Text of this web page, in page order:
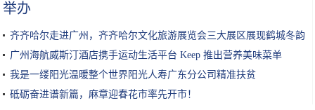
举办
齐齐哈尔走进广州，齐齐哈尔文化旅游展览会三大展区展现鹤城冬韵
广州海航威斯汀酒店携手运动生活平台 Keep 推出营养美味菜单
我是一缕阳光温暖整个世界阳光人寿广东分公司精准扶贫
砥砺奋进谱新篇，麻章迎春花市率先开市！